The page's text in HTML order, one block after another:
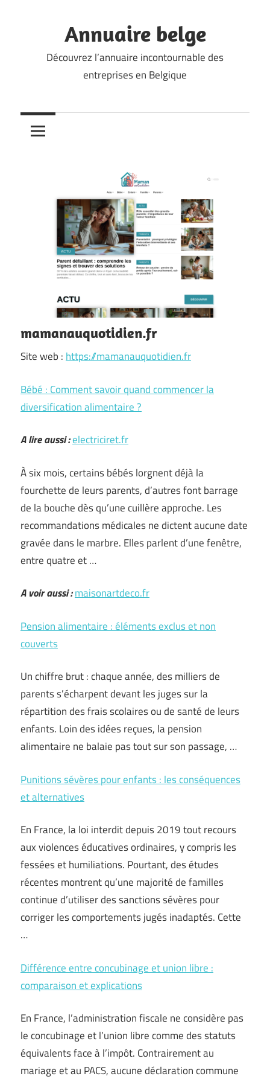
Annuaire belge
Découvrez l’annuaire incontournable des
entreprises en Belgique
mamanauquotidien.fr
Site web : https://mamanauquotidien.fr
Bébé : Comment savoir quand commencer la
diversification alimentaire ?
A lire aussi :electriciret.fr
À six mois, certains bébés lorgnent déjà la
fourchette de leurs parents, d’autres font barrage
de la bouche dès qu’une cuillère approche. Les
recommandations médicales ne dictent aucune date
gravée dans le marbre. Elles parlent d’une fenêtre,
entre quatre et …
A voir aussi :maisonartdeco.fr
Pension alimentaire : éléments exclus et non
couverts
Un chiffre brut : chaque année, des milliers de
parents s’écharpent devant les juges sur la
répartition des frais scolaires ou de santé de leurs
enfants. Loin des idées reçues, la pension
alimentaire ne balaie pas tout sur son passage, …
Punitions sévères pour enfants : les conséquences
et alternatives
En France, la loi interdit depuis 2019 tout recours
aux violences éducatives ordinaires, y compris les
fessées et humiliations. Pourtant, des études
récentes montrent qu’une majorité de familles
continue d’utiliser des sanctions sévères pour
corriger les comportements jugés inadaptés. Cette
…
Différence entre concubinage et union libre :
comparaison et explications
En France, l’administration fiscale ne considère pas
le concubinage et l’union libre comme des statuts
équivalents face à l’impôt. Contrairement au
mariage et au PACS, aucune déclaration commune